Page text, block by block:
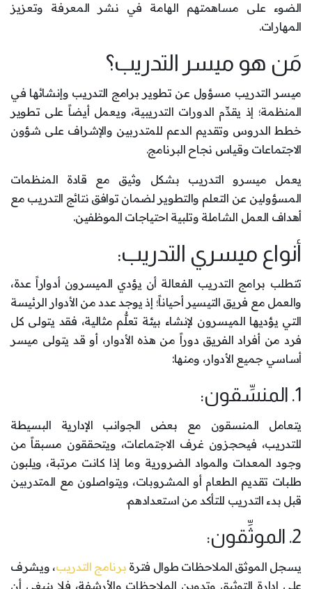
الضوء على مساهمتهم الهامة في نشر المعرفة وتعزيز
المهارات.
مَن هو ميسر التدريب؟
ميسر التدريب مسؤول عن تطوير برامج التدريب وإنشائها في
المنظمة؛ إذ يقدِّم الدورات التدريبية، ويعمل أيضاً على تطوير
خطط الدروس وتقديم الدعم للمتدربين والإشراف على شؤون
الاجتماعات وقياس نجاح البرنامج.
يعمل ميسرو التدريب بشكل وثيق مع قادة المنظمات
المسؤولين عن التعلم والتطوير لضمان توافق نتائج التدريب مع
أهداف العمل الشاملة وتلبية احتياجات الموظفين.
أنواع ميسري التدريب:
تتطلب برامج التدريب الفعالة أن يؤدي الميسرون أدواراً عدة،
والعمل مع فريق التيسير أحياناً؛ إذ يوجد عدد من الأدوار الرئيسة
التي يؤديها الميسرون لإنشاء بيئة تعلُّم مثالية، فقد يتولى كل
فرد من أفراد الفريق دوراً من هذه الأدوار، أو قد يتولى ميسر
أساسي جميع الأدوار، ومنها:
1. المنسِّقون:
يتعامل المنسقون مع بعض الجوانب الإدارية البسيطة
للتدريب، فيحجزون غرف الاجتماعات، ويتحققون مسبقاً من
وجود المعدات والمواد الضرورية وما إذا كانت مرتبة، ويلبون
طلبات تقديم الطعام أو المشروبات، ويتواصلون مع المتدربين
قبل بدء التدريب للتأكد من استعدادهم.
2. الموثِّقون:
يسجل الموثق الملاحظات طوال فترة برنامج التدريب، ويشرف
على إدارة التوثيق وتدوين الملاحظات والأرشفة، فلا ينبغي أن